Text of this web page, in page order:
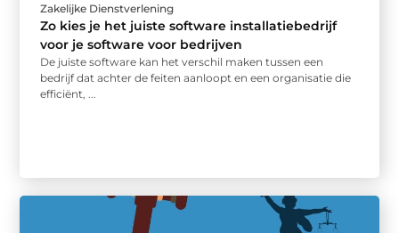
Zakelijke Dienstverlening
Zo kies je het juiste software installatiebedrijf
voor je software voor bedrijven
De juiste software kan het verschil maken tussen een
bedrijf dat achter de feiten aanloopt en een organisatie die
efficiënt, ...